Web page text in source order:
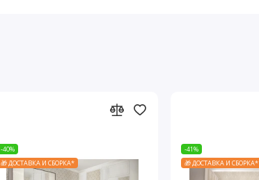
-40%
🎁 ДОСТАВКА И СБОРКА*
-41%
🎁 ДОСТАВКА И СБОРКА*